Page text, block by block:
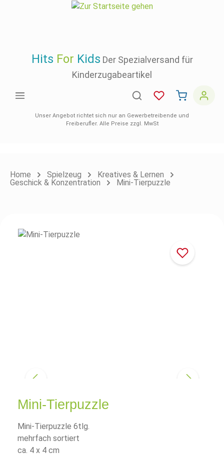
Hits For Kids Der Spezialversand für
Kinderzugabeartikel
Unser Angebot richtet sich nur an Gewerbetreibende und
Freiberufler. Alle Preise zzgl. MwSt
Home Spielzeug
Kreatives & Lernen
Geschick & Konzentration
Mini-Tierpuzzle
Mini-Tierpuzzle
Mini-Tierpuzzle 6tlg.
mehrfach sortiert
ca. 4 x 4 cm